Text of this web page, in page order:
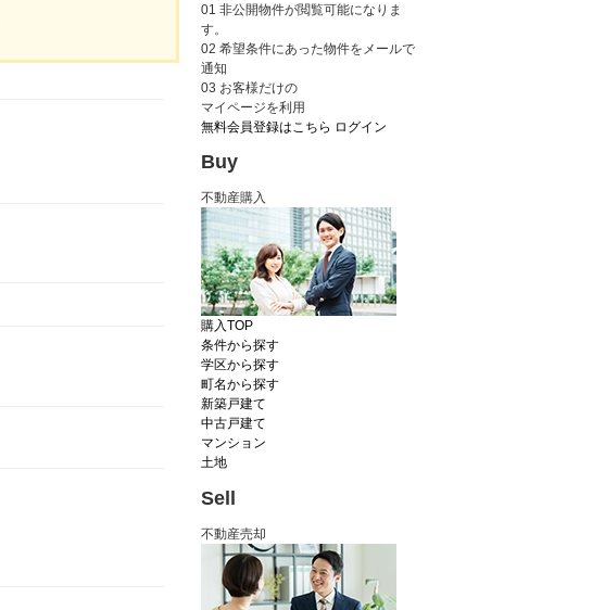
01 非公開物件が閲覧可能になりま
す。
02 希望条件にあった物件をメールで
通知
03 お客様だけの
マイページを利用
無料会員登録はこちら ログイン
Buy
不動産購入
購入TOP
条件から探す
学区から探す
町名から探す
新築戸建て
中古戸建て
マンション
土地
Sell
不動産売却